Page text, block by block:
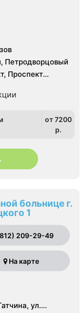
Петродворцовый
Проспект
от 7200
p.
больнице г.
1
209-29-49
На карте
ул.